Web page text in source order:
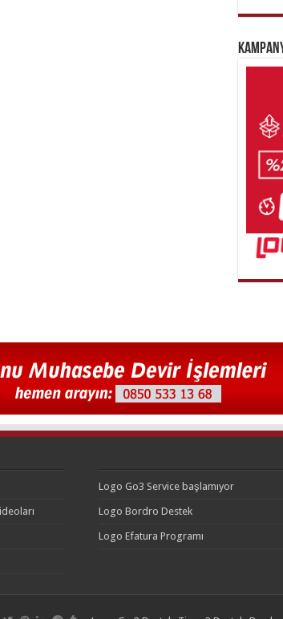
Logo Go3 Service başlamıyor
Logo Bordro Destek
Logo Efatura Programı